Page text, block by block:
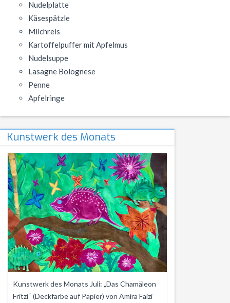
Kursstufe
Nützliche Adressen
Italien-Austausch
Wettbewerbe
Verschiedenes
NWT
Physik
Jugend trainiert für Olympia
Sportbrief
Wirtschaft
Nudelplatte
Käsespätzle
Milchreis
Kartoffelpuffer mit Apfelmus
Nudelsuppe
Lasagne Bolognese
Penne
Apfelringe
Kunstwerk des Monats
Kunstwerk des Monats Juli: „Das Chamäleon
Fritzi“ (Deckfarbe auf Papier) von Amira Faizi